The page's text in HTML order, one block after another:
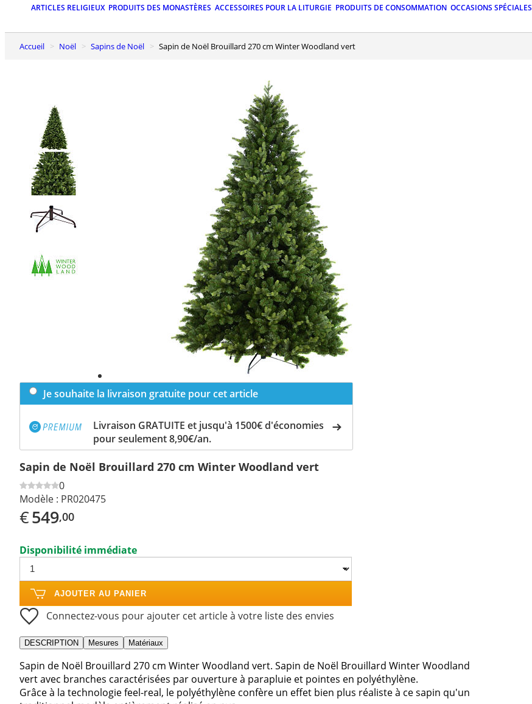
ARTICLES RELIGIEUX PRODUITS DES MONASTÈRES ACCESSOIRES POUR LA LITURGIE PRODUITS DE CONSOMMATION OCCASIONS SPÉCIALES
Accueil Noël Sapins de Noël Sapin de Noël Brouillard 270 cm Winter Woodland vert
Je souhaite la livraison gratuite pour cet article
Livraison GRATUITE et jusqu'à 1500€ d'économies
pour seulement 8,90€/an.
Sapin de Noël Brouillard 270 cm Winter Woodland vert
0
Modèle : PR020475
€549,00
Disponibilité immédiate
AJOUTER AU PANIER
Connectez-vous pour ajouter cet article à votre liste des envies
DESCRIPTION Mesures Matériaux
Sapin de Noël Brouillard 270 cm Winter Woodland vert. Sapin de Noël Brouillard Winter Woodland
vert avec branches caractérisées par ouverture à parapluie et pointes en polyéthylène.
Grâce à la technologie feel-real, le polyéthylène confère un effet bien plus réaliste à ce sapin qu'un